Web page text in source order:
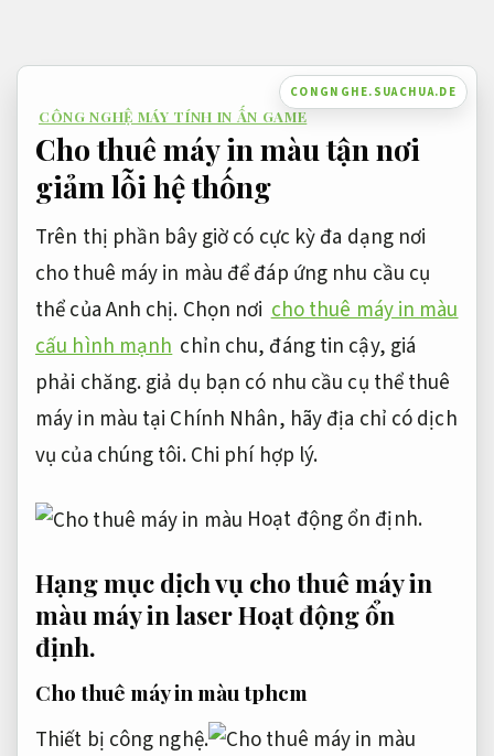
dung
CONGNGHE.SUACHUA.DE
CÔNG NGHỆ MÁY TÍNH IN ẤN GAME
Cho thuê máy in màu tận nơi
giảm lỗi hệ thống
Trên thị phần bây giờ có cực kỳ đa dạng nơi
cho thuê máy in màu để đáp ứng nhu cầu cụ
thể của Anh chị. Chọn nơi cho thuê máy in màu
cấu hình mạnh chỉn chu, đáng tin cậy, giá
phải chăng. giả dụ bạn có nhu cầu cụ thể thuê
máy in màu tại Chính Nhân, hãy địa chỉ có dịch
vụ của chúng tôi.Chi phí hợp lý.
Hoạt động ổn định.
Hạng mục dịch vụ cho thuê máy in
màu máy in laserHoạt động ổn
định.
Cho thuê máy in màu tphcm
Thiết bị công nghệ.